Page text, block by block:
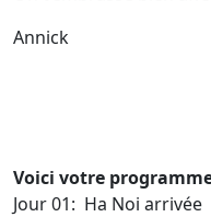
Annick
Voici votre
Jour 01: Ha Noi arrivée